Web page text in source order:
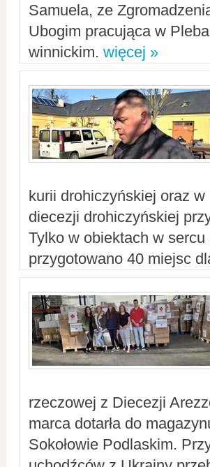
Samuela, ze
Ubogim pracująca w
winnickim. więcej »
kurii drohiczyńskiej oraz
diecezji drohiczyńskiej
Tylko w obiektach w
przygotowano 40 miejsc
rzeczowej z Diecezji
marca dotarła do
Sokołowie Podlaskim.